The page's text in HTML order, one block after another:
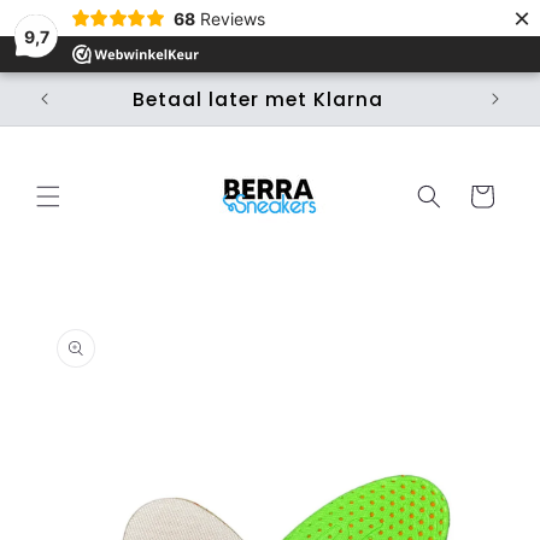
9,7
68 Reviews ×
naar de
content
Betaal later met Klarna
Winkelwagen